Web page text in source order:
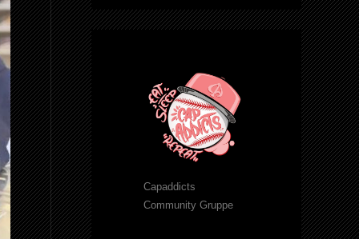
Capaddicts
Community Gruppe